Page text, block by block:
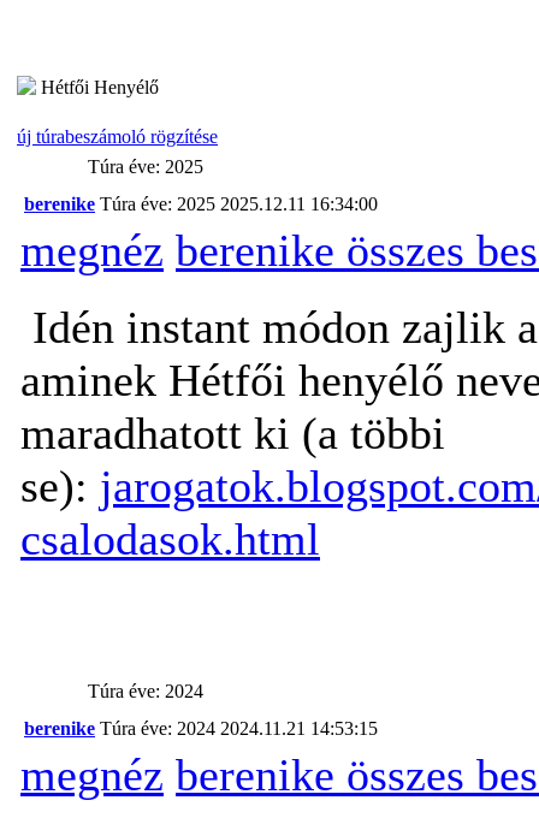
Hétfői Henyélő
új túrabeszámoló rögzítése
Túra éve: 2025
berenike Túra éve: 2025 2025.12.11 16:34:00
megnéz berenike összes
Idén instant módon zajlik
aminek Hétfői henyélő
maradhatott ki (a többi
se):
csalodasok.html
Túra éve: 2024
berenike Túra éve: 2024 2024.11.21 14:53:15
megnéz berenike összes